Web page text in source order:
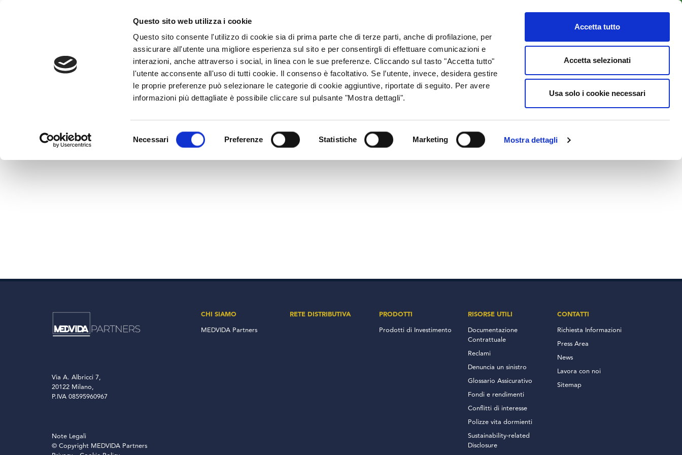
Questo sito web utilizza i cookie
Questo sito consente l'utilizzo di cookie sia di prima parte che di terze parti, anche di profilazione, per
assicurare all'utente una migliore esperienza sul sito e per consentirgli di effettuare comunicazioni e
interazioni, anche attraverso i social, in linea con le sue preferenze. Cliccando sul tasto "Accetta tutto"
l'utente acconsente all'uso di tutti cookie. Il consenso è facoltativo. Se l’utente, invece, desidera gestire
le proprie preferenze può selezionare le categorie di cookie aggiuntive, riportate di seguito. Per avere
informazioni più dettagliate è possibile cliccare sul pulsante "Mostra dettagli".
Necessari Preferenze Statistiche Marketing Mostra dettagli
Accetta tutto
Accetta selezionati
Usa solo i cookie necessari
CHI SIAMO RETE DISTRIBUTIVA PRODOTTI RISORSE UTILI NEWS & BLOG CONTATTI
Home>
LU0106238719
Via A. Albricci 7,
20122 Milano,
P.IVA 08595960967
Note Legali
© Copyright MEDVIDA Partners
CHI SIAMO
MEDVIDA Partners
RETE DISTRIBUTIVA PRODOTTI
Prodotti di Investimento
RISORSE UTILI
Documentazione
Contrattuale
Reclami
Denuncia un sinistro
Glossario Assicurativo
Fondi e rendimenti
Conflitti di interesse
Polizze vita dormienti
Sustainability-related
Disclosure
CONTATTI
Richiesta Informazioni
Press Area
News
Lavora con noi
Sitemap